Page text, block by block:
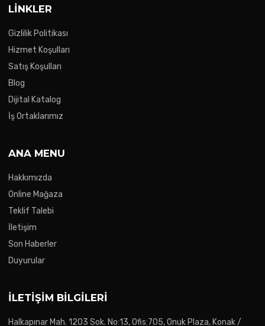
LINKLER
Gizlilik Politikası
Hizmet Koşulları
Satış Koşulları
Blog
Dijital Katalog
İş Ortaklarımız
ANA MENU
Hakkımızda
Online Mağaza
Teklif Talebi
İletişim
Son Haberler
Duyurular
İLETIŞIM BILGILERI
Halkapınar Mah. 1203 Sok. No:13, Ofis:705, Onuk Plaza, Konak /